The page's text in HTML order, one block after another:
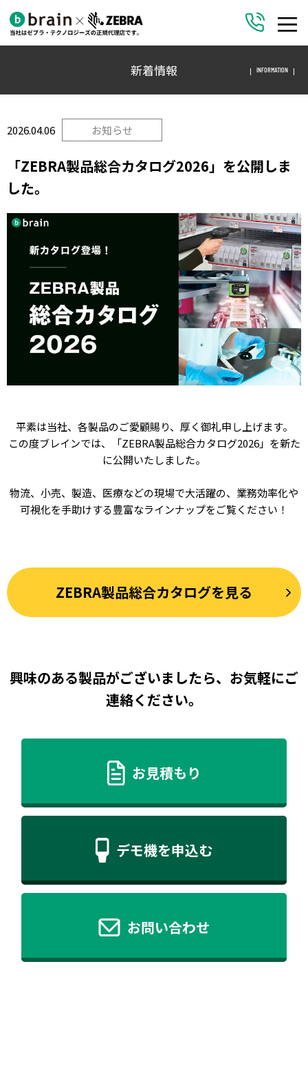
新着情報 INFORMATION
2026.04.06 お知らせ
「ZEBRA製品総合カタログ2026」を公開しま
した。
平素は当社、各製品のご愛顧賜り、厚く御礼申し上げます。
この度ブレインでは、「ZEBRA製品総合カタログ2026」を新た
に公開いたしました。
物流、小売、製造、医療などの現場で大活躍の、業務効率化や
可視化を手助けする豊富なラインナップをご覧ください！
ZEBRA製品総合カタログを見る
興味のある製品がございましたら、お気軽にご
連絡ください。
お見積もり
デモ機を申込む
お問い合わせ